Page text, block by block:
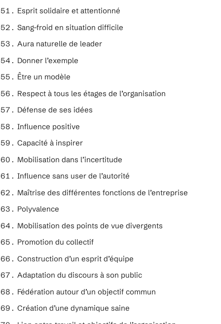
Esprit solidaire et attentionné
Sang-froid en situation difficile
Aura naturelle de leader
Donner l’exemple
Être un modèle
Respect à tous les étages de l’organisation
Défense de ses idées
Influence positive
Capacité à inspirer
Mobilisation dans l’incertitude
Influence sans user de l’autorité
Maîtrise des différentes fonctions de l’entreprise
Polyvalence
Mobilisation des points de vue divergents
Promotion du collectif
Construction d’un esprit d’équipe
Adaptation du discours à son public
Fédération autour d’un objectif commun
Création d’une dynamique saine